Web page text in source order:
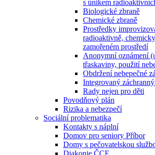
s únikem
Biologické zbraně
Chemické zbraně
Prostředky
radioaktivně,
zamořeném prostředí
Anonymní oznámení
třaskaviny, použití
Obdržení nebepečné
Integrovaný
Rady nejen pro děti
Povodňový plán
Rizika a nebezpečí
Sociální problematika
Kontakty s náplní
Domov pro seniory Příbor
Domy s pečovatelskou
Diakonie ČCE